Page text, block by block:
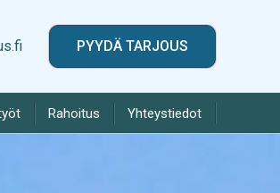
PYYDÄ TARJOUS
Rahoitus Yhteystiedot